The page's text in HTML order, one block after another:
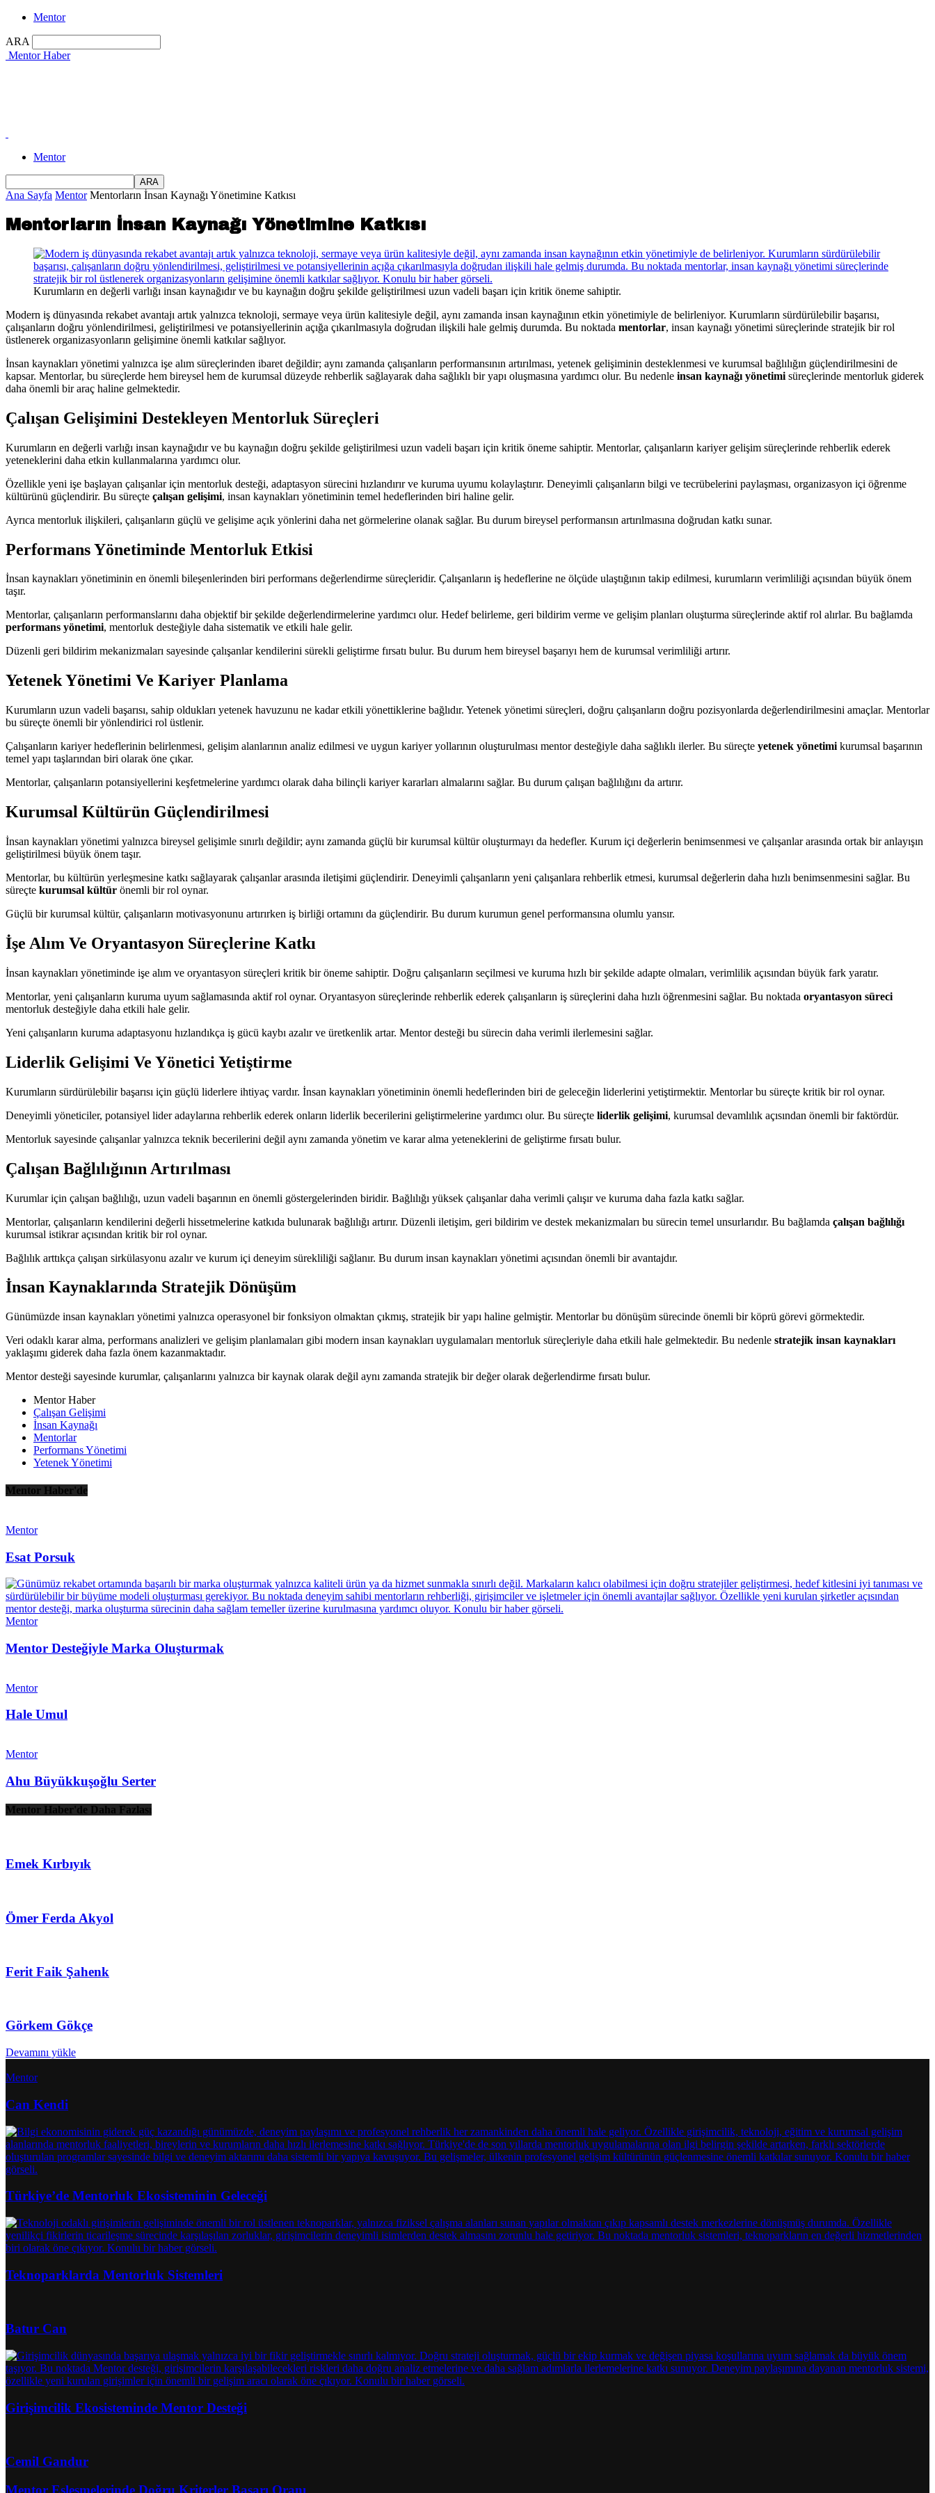
Mentor
ARA
Mentor Haber
Mentor
Ana Sayfa Mentor Mentorların İnsan Kaynağı Yönetimine Katkısı
Mentorların İnsan Kaynağı Yönetimine Katkısı
Kurumların en değerli varlığı insan kaynağıdır ve bu kaynağın doğru şekilde geliştirilmesi uzun vadeli başarı için kritik öneme sahiptir.
Modern iş dünyasında rekabet avantajı artık yalnızca teknoloji, sermaye veya ürün kalitesiyle değil, aynı zamanda insan kaynağının etkin yönetimiyle de belirleniyor. Kurumların sürdürülebilir başarısı,
çalışanların doğru yönlendirilmesi, geliştirilmesi ve potansiyellerinin açığa çıkarılmasıyla doğrudan ilişkili hale gelmiş durumda. Bu noktada mentorlar, insan kaynağı yönetimi süreçlerinde stratejik bir rol
üstlenerek organizasyonların gelişimine önemli katkılar sağlıyor.
İnsan kaynakları yönetimi yalnızca işe alım süreçlerinden ibaret değildir; aynı zamanda çalışanların performansının artırılması, yetenek gelişiminin desteklenmesi ve kurumsal bağlılığın güçlendirilmesini de
kapsar. Mentorlar, bu süreçlerde hem bireysel hem de kurumsal düzeyde rehberlik sağlayarak daha sağlıklı bir yapı oluşmasına yardımcı olur. Bu nedenle insan kaynağı yönetimi süreçlerinde mentorluk giderek
daha önemli bir araç haline gelmektedir.
Çalışan Gelişimini Destekleyen Mentorluk Süreçleri
Kurumların en değerli varlığı insan kaynağıdır ve bu kaynağın doğru şekilde geliştirilmesi uzun vadeli başarı için kritik öneme sahiptir. Mentorlar, çalışanların kariyer gelişim süreçlerinde rehberlik ederek
yeteneklerini daha etkin kullanmalarına yardımcı olur.
Özellikle yeni işe başlayan çalışanlar için mentorluk desteği, adaptasyon sürecini hızlandırır ve kuruma uyumu kolaylaştırır. Deneyimli çalışanların bilgi ve tecrübelerini paylaşması, organizasyon içi öğrenme
kültürünü güçlendirir. Bu süreçte çalışan gelişimi, insan kaynakları yönetiminin temel hedeflerinden biri haline gelir.
Ayrıca mentorluk ilişkileri, çalışanların güçlü ve gelişime açık yönlerini daha net görmelerine olanak sağlar. Bu durum bireysel performansın artırılmasına doğrudan katkı sunar.
Performans Yönetiminde Mentorluk Etkisi
İnsan kaynakları yönetiminin en önemli bileşenlerinden biri performans değerlendirme süreçleridir. Çalışanların iş hedeflerine ne ölçüde ulaştığının takip edilmesi, kurumların verimliliği açısından büyük önem
taşır.
Mentorlar, çalışanların performanslarını daha objektif bir şekilde değerlendirmelerine yardımcı olur. Hedef belirleme, geri bildirim verme ve gelişim planları oluşturma süreçlerinde aktif rol alırlar. Bu bağlamda
performans yönetimi, mentorluk desteğiyle daha sistematik ve etkili hale gelir.
Düzenli geri bildirim mekanizmaları sayesinde çalışanlar kendilerini sürekli geliştirme fırsatı bulur. Bu durum hem bireysel başarıyı hem de kurumsal verimliliği artırır.
Yetenek Yönetimi Ve Kariyer Planlama
Kurumların uzun vadeli başarısı, sahip oldukları yetenek havuzunu ne kadar etkili yönettiklerine bağlıdır. Yetenek yönetimi süreçleri, doğru çalışanların doğru pozisyonlarda değerlendirilmesini amaçlar. Mentorlar
bu süreçte önemli bir yönlendirici rol üstlenir.
Çalışanların kariyer hedeflerinin belirlenmesi, gelişim alanlarının analiz edilmesi ve uygun kariyer yollarının oluşturulması mentor desteğiyle daha sağlıklı ilerler. Bu süreçte yetenek yönetimi kurumsal başarının
temel yapı taşlarından biri olarak öne çıkar.
Mentorlar, çalışanların potansiyellerini keşfetmelerine yardımcı olarak daha bilinçli kariyer kararları almalarını sağlar. Bu durum çalışan bağlılığını da artırır.
Kurumsal Kültürün Güçlendirilmesi
İnsan kaynakları yönetimi yalnızca bireysel gelişimle sınırlı değildir; aynı zamanda güçlü bir kurumsal kültür oluşturmayı da hedefler. Kurum içi değerlerin benimsenmesi ve çalışanlar arasında ortak bir anlayışın
geliştirilmesi büyük önem taşır.
Mentorlar, bu kültürün yerleşmesine katkı sağlayarak çalışanlar arasında iletişimi güçlendirir. Deneyimli çalışanların yeni çalışanlara rehberlik etmesi, kurumsal değerlerin daha hızlı benimsenmesini sağlar. Bu
süreçte kurumsal kültür önemli bir rol oynar.
Güçlü bir kurumsal kültür, çalışanların motivasyonunu artırırken iş birliği ortamını da güçlendirir. Bu durum kurumun genel performansına olumlu yansır.
İşe Alım Ve Oryantasyon Süreçlerine Katkı
İnsan kaynakları yönetiminde işe alım ve oryantasyon süreçleri kritik bir öneme sahiptir. Doğru çalışanların seçilmesi ve kuruma hızlı bir şekilde adapte olmaları, verimlilik açısından büyük fark yaratır.
Mentorlar, yeni çalışanların kuruma uyum sağlamasında aktif rol oynar. Oryantasyon süreçlerinde rehberlik ederek çalışanların iş süreçlerini daha hızlı öğrenmesini sağlar. Bu noktada oryantasyon süreci
mentorluk desteğiyle daha etkili hale gelir.
Yeni çalışanların kuruma adaptasyonu hızlandıkça iş gücü kaybı azalır ve üretkenlik artar. Mentor desteği bu sürecin daha verimli ilerlemesini sağlar.
Liderlik Gelişimi Ve Yönetici Yetiştirme
Kurumların sürdürülebilir başarısı için güçlü liderlere ihtiyaç vardır. İnsan kaynakları yönetiminin önemli hedeflerinden biri de geleceğin liderlerini yetiştirmektir. Mentorlar bu süreçte kritik bir rol oynar.
Deneyimli yöneticiler, potansiyel lider adaylarına rehberlik ederek onların liderlik becerilerini geliştirmelerine yardımcı olur. Bu süreçte liderlik gelişimi, kurumsal devamlılık açısından önemli bir faktördür.
Mentorluk sayesinde çalışanlar yalnızca teknik becerilerini değil aynı zamanda yönetim ve karar alma yeteneklerini de geliştirme fırsatı bulur.
Çalışan Bağlılığının Artırılması
Kurumlar için çalışan bağlılığı, uzun vadeli başarının en önemli göstergelerinden biridir. Bağlılığı yüksek çalışanlar daha verimli çalışır ve kuruma daha fazla katkı sağlar.
Mentorlar, çalışanların kendilerini değerli hissetmelerine katkıda bulunarak bağlılığı artırır. Düzenli iletişim, geri bildirim ve destek mekanizmaları bu sürecin temel unsurlarıdır. Bu bağlamda çalışan bağlılığı
kurumsal istikrar açısından kritik bir rol oynar.
Bağlılık arttıkça çalışan sirkülasyonu azalır ve kurum içi deneyim sürekliliği sağlanır. Bu durum insan kaynakları yönetimi açısından önemli bir avantajdır.
İnsan Kaynaklarında Stratejik Dönüşüm
Günümüzde insan kaynakları yönetimi yalnızca operasyonel bir fonksiyon olmaktan çıkmış, stratejik bir yapı haline gelmiştir. Mentorlar bu dönüşüm sürecinde önemli bir köprü görevi görmektedir.
Veri odaklı karar alma, performans analizleri ve gelişim planlamaları gibi modern insan kaynakları uygulamaları mentorluk süreçleriyle daha etkili hale gelmektedir. Bu nedenle stratejik insan kaynakları
yaklaşımı giderek daha fazla önem kazanmaktadır.
Mentor desteği sayesinde kurumlar, çalışanlarını yalnızca bir kaynak olarak değil aynı zamanda stratejik bir değer olarak değerlendirme fırsatı bulur.
Mentor Haber
Çalışan Gelişimi
İnsan Kaynağı
Mentorlar
Performans Yönetimi
Yetenek Yönetimi
Mentor Haber'de
Mentor
Esat Porsuk
Mentor
Mentor Desteğiyle Marka Oluşturmak
Mentor
Hale Umul
Mentor
Ahu Büyükkuşoğlu Serter
Mentor Haber'de Daha Fazlası
Emek Kırbıyık
Ömer Ferda Akyol
Ferit Faik Şahenk
Görkem Gökçe
Devamını yükle
Mentor
Can Kendi
Türkiye’de Mentorluk Ekosisteminin Geleceği
Teknoparklarda Mentorluk Sistemleri
Batur Can
Girişimcilik Ekosisteminde Mentor Desteği
Cemil Gandur
Mentor Eşleşmelerinde Doğru Kriterler Başarı Oranı